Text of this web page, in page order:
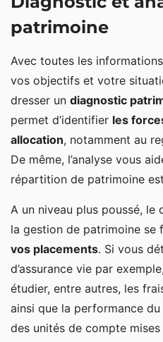
patrimoine
Avec toutes les
vos objectifs et votre
dresser un diagnostic
permet d’identifier les
allocation, notamment au
De même, l’analyse vous
répartition de patrimoine
A un niveau plus poussé, le
la gestion de patrimoine se
vos placements. Si vous
d’assurance vie par
étudier, entre autres, les
ainsi que la performance
des unités de compte